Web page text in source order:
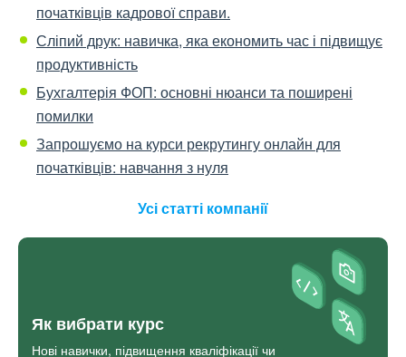
початківців кадрової справи.
Сліпий друк: навичка, яка економить час і підвищує
продуктивність
Бухгалтерія ФОП: основні нюанси та поширені
помилки
Запрошуємо на курси рекрутингу онлайн для
початківців: навчання з нуля
Усі статті компанії
Як вибрати курс
Нові навички, підвищення кваліфікації чи